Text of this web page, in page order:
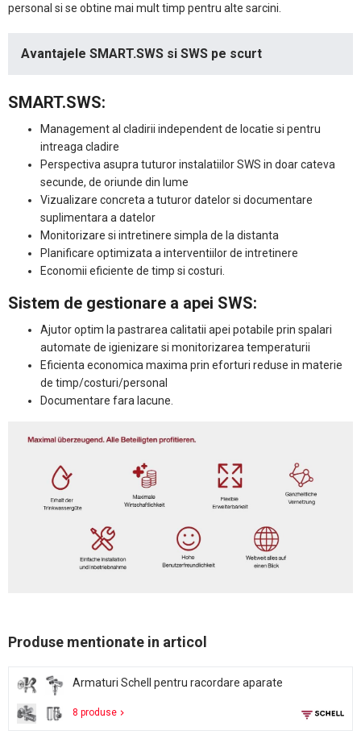
personal si se obtine mai mult timp pentru alte sarcini.
Avantajele SMART.SWS si SWS pe scurt
SMART.SWS:
Management al cladirii independent de locatie si pentru
intreaga cladire
Perspectiva asupra tuturor instalatiilor SWS in doar cateva
secunde, de oriunde din lume
Vizualizare concreta a tuturor datelor si documentare
suplimentara a datelor
Monitorizare si intretinere simpla de la distanta
Planificare optimizata a interventiilor de intretinere
Economii eficiente de timp si costuri.
Sistem de gestionare a apei SWS:
Ajutor optim la pastrarea calitatii apei potabile prin spalari
automate de igienizare si monitorizarea temperaturii
Eficienta economica maxima prin eforturi reduse in materie
de timp/costuri/personal
Documentare fara lacune.
Produse mentionate in articol
Armaturi Schell pentru racordare aparate
8 produse